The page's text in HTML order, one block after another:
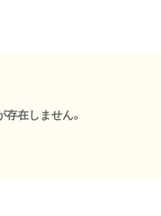
在しません。